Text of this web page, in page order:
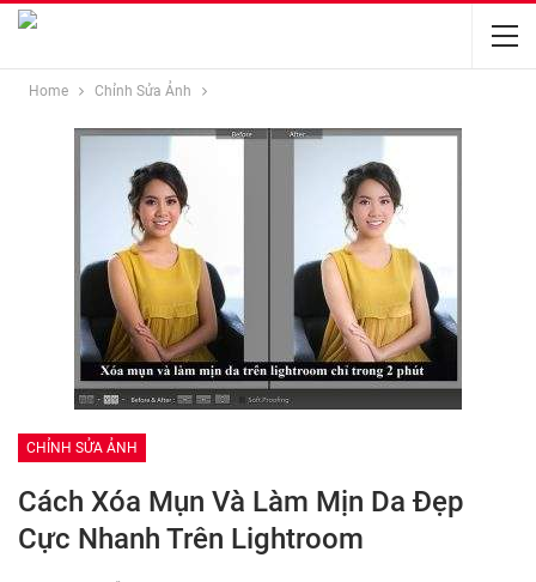
Home Chỉnh Sửa Ảnh
CHỈNH SỬA ẢNH
Cách Xóa Mụn Và Làm Mịn Da Đẹp
Cực Nhanh Trên Lightroom